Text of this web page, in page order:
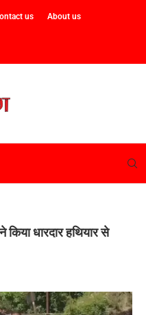
us About us
धारदार हथियार से